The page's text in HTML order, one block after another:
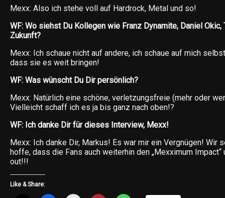
Mexx: Also ich stehe voll auf Hardrock, Metal und so!
WF: Wo siehst Du Kollegen wie Franz Dynamite, Daniel
Zukunft?
Mexx: Ich schaue nicht auf andere, ich schaue auf mich
dass sie es weit bringen!
WF: Was wünscht Du Dir persönlich?
Mexx: Natürlich eine schöne, verletzungsfreie (mehr oder
Vielleicht schaff ich es ja bis ganz nach oben!?
WF: Ich danke Dir für dieses Interview, Mexx!
Mexx: Ich danke Dir, Markus! Es war mir ein Vergnügen! Wir
hoffe, dass die Fans auch weiterhin den „Mexximum
out!!!
Like & Share: